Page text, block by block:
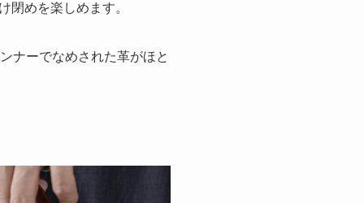
閉めを楽しめます。
ナーでなめされた革がほと